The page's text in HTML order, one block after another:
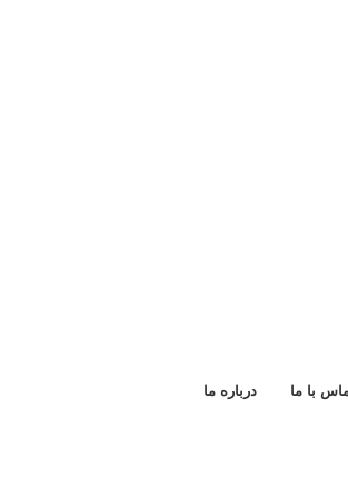
با ما درباره ما